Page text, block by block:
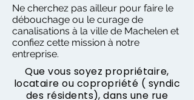
Ne cherchez pas ailleur pour faire le
débouchage ou le curage de
canalisations à la ville de Machelen et
confiez cette mission à notre
entreprise.
Que vous soyez propriétaire,
locataire ou copropriété ( syndic
des résidents), dans une rue